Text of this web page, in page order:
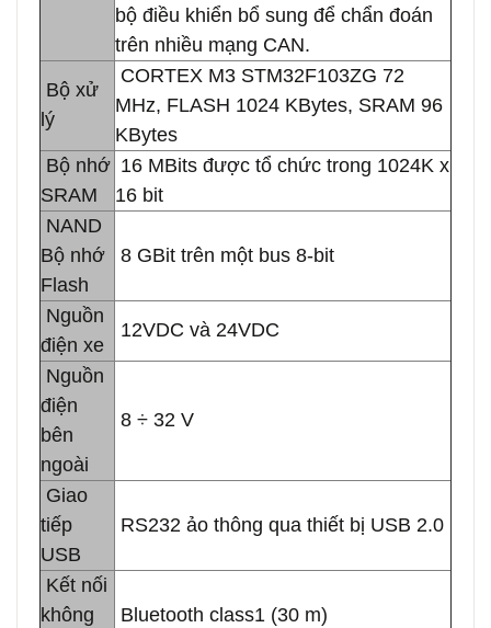
bộ điều khiển bổ sung để chẩn đoán
trên nhiều mạng CAN.
Bộ xử
lý
CORTEX M3 STM32F103ZG 72
MHz, FLASH 1024 KBytes, SRAM 96
KBytes
Bộ nhớ
SRAM
16 MBits được tổ chức trong 1024K x
16 bit
NAND
Bộ nhớ
Flash
8 GBit trên một bus 8-bit
Nguồn
điện xe
12VDC và 24VDC
Nguồn
điện
bên
ngoài
8 ÷ 32 V
Giao
tiếp
USB
RS232 ảo thông qua thiết bị USB 2.0
Kết nối
không
Bluetooth class1 (30 m)